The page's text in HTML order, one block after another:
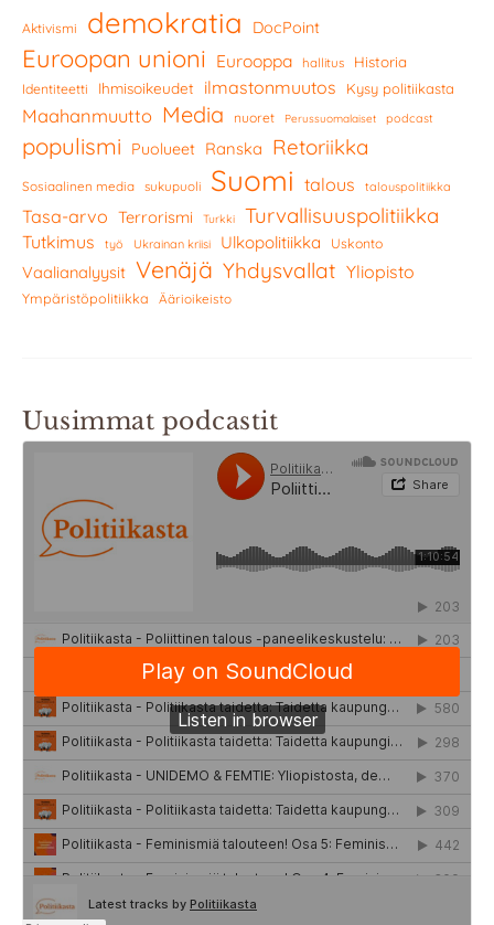
Aktivismi demokratia DocPoint
Euroopan unioni Eurooppa hallitus Historia
Identiteetti Ihmisoikeudet ilmastonmuutos Kysy politiikasta
Maahanmuutto Media nuoret Perussuomalaiset podcast
populismi Puolueet Ranska Retoriikka
Sosiaalinen media sukupuoli Suomi talous talouspolitiikka
Tasa-arvo Terrorismi Turkki Turvallisuuspolitiikka
Tutkimus työ Ukrainan kriisi Ulkopolitiikka Uskonto
Vaalianalyysit Venäjä Yhdysvallat Yliopisto
Ympäristöpolitiikka Äärioikeisto
Uusimmat podcastit